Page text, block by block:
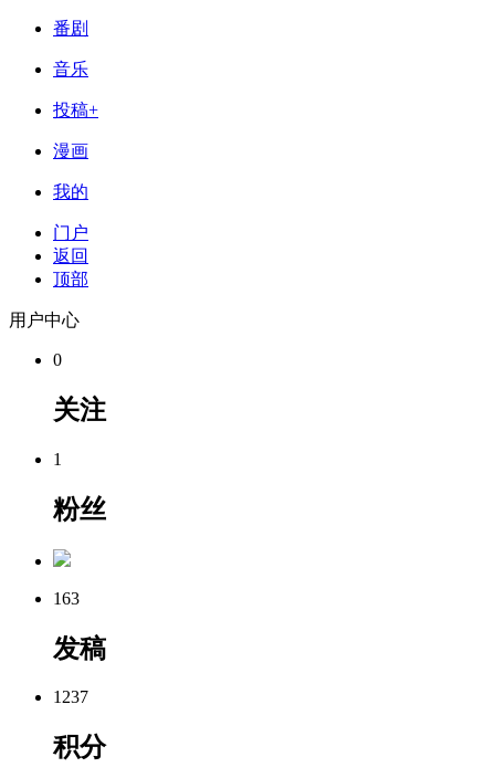
番剧
音乐
投稿+
漫画
我的
门户
返回
顶部
用户中心
0
关注
1
粉丝
163
发稿
1237
积分